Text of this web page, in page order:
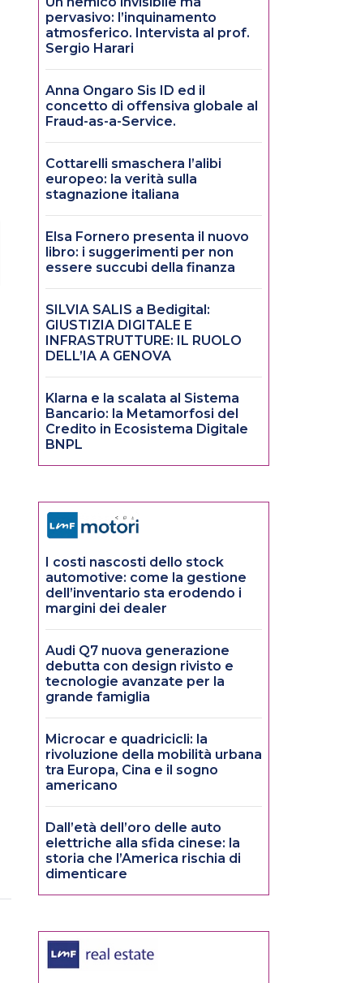
pervasivo: l’inquinamento
atmosferico. Intervista al prof.
Sergio Harari
Anna Ongaro Sis ID ed il
concetto di offensiva globale al
Fraud-as-a-Service.
Cottarelli smaschera l’alibi
europeo: la verità sulla
stagnazione italiana
Elsa Fornero presenta il nuovo
libro: i suggerimenti per non
essere succubi della finanza
SILVIA SALIS a Bedigital:
GIUSTIZIA DIGITALE E
INFRASTRUTTURE: IL RUOLO
DELL’IA A GENOVA
Klarna e la scalata al Sistema
Bancario: la Metamorfosi del
Credito in Ecosistema Digitale
BNPL
I costi nascosti dello stock
automotive: come la gestione
dell’inventario sta erodendo i
margini dei dealer
Audi Q7 nuova generazione
debutta con design rivisto e
tecnologie avanzate per la
grande famiglia
Microcar e quadricicli: la
rivoluzione della mobilità urbana
tra Europa, Cina e il sogno
americano
Dall’età dell’oro delle auto
elettriche alla sfida cinese: la
storia che l’America rischia di
dimenticare